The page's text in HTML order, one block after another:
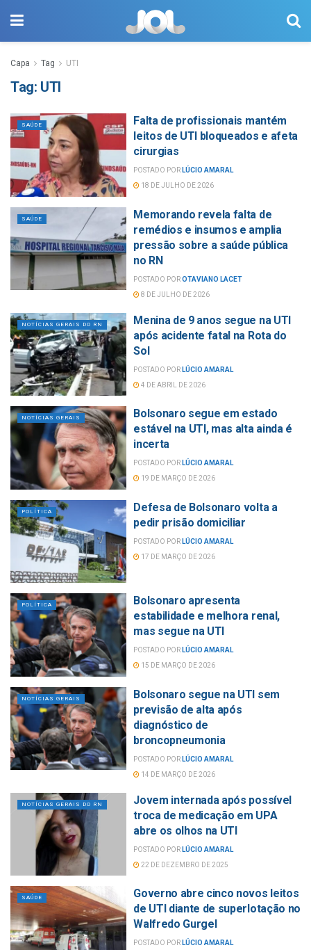
Capa Tag UTI
Tag: UTI
SAÚDE
Falta de profissionais mantém
leitos de UTI bloqueados e afeta
cirurgias
POSTADO POR LÚCIO AMARAL
18 DE JULHO DE 2026
SAÚDE
Memorando revela falta de
remédios e insumos e amplia
pressão sobre a saúde pública
no RN
POSTADO POROTAVIANO LACET
8 DE JULHO DE 2026
NOTÍCIAS GERAIS DO RN
Menina de 9 anos segue na UTI
após acidente fatal na Rota do
Sol
POSTADO POR LÚCIO AMARAL
4 DE ABRIL DE 2026
NOTÍCIAS GERAIS
Bolsonaro segue em estado
estável na UTI, mas alta ainda é
incerta
POSTADO POR LÚCIO AMARAL
19 DE MARÇO DE 2026
POLÍTICA
Defesa de Bolsonaro volta a
pedir prisão domiciliar
POSTADO POR LÚCIO AMARAL
17 DE MARÇO DE 2026
POLÍTICA
Bolsonaro apresenta
estabilidade e melhora renal,
mas segue na UTI
POSTADO POR LÚCIO AMARAL
15 DE MARÇO DE 2026
NOTÍCIAS GERAIS
Bolsonaro segue na UTI sem
previsão de alta após
diagnóstico de
broncopneumonia
POSTADO POR LÚCIO AMARAL
14 DE MARÇO DE 2026
NOTÍCIAS GERAIS DO RN
Jovem internada após possível
troca de medicação em UPA
abre os olhos na UTI
POSTADO POR LÚCIO AMARAL
22 DE DEZEMBRO DE 2025
SAÚDE
Governo abre cinco novos leitos
de UTI diante de superlotação no
Walfredo Gurgel
POSTADO POR LÚCIO AMARAL